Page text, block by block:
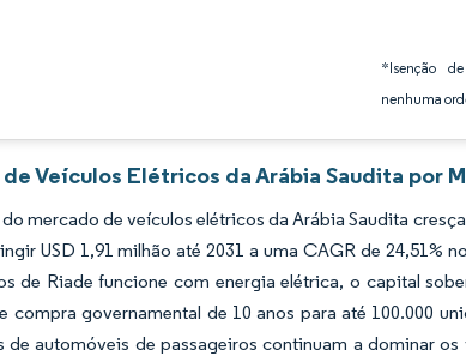
*Isenção
nenhuma
Veículos Elétricos da Arábia Saudita por
mercado de veículos elétricos da Arábia Saudita
USD 1,91 milhão até 2031 a uma CAGR de 24,51%
de Riade funcione com energia elétrica, o capital
compra governamental de 10 anos para até 100.000
automóveis de passageiros continuam a dominar